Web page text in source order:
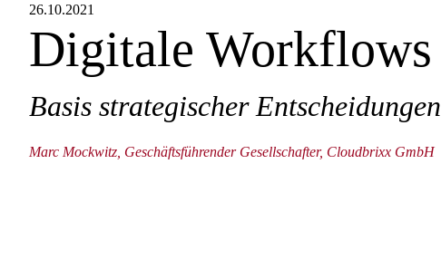
26.10.2021
Digitale Workflows
Basis strategischer Entscheidungen
Marc Mockwitz, Geschäftsführender Gesellschafter, Cloudbrixx GmbH